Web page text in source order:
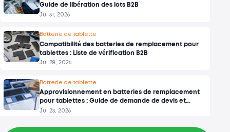
Guide de libération des lots B2B
Jul 31, 2026
Batterie de tablette
Compatibilité des batteries de remplacement pour
tablettes : Liste de vérification B2B
Jul 28, 2026
Batterie de tablette
Approvisionnement en batteries de remplacement
pour tablettes : Guide de demande de devis et
d’approbation des échantillons
Jul 23, 2026